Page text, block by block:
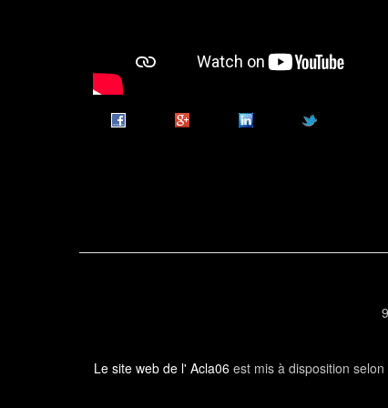
Le site web de l' Acla06 est mis à disposition